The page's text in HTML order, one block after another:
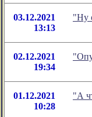
03.12.2021
13:13
"Ну
02.12.2021
19:34
01.12.2021
10:28
"А